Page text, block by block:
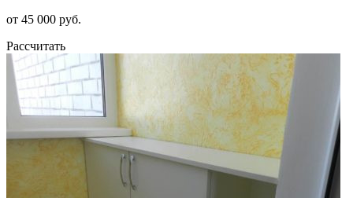
от 45 000 руб.
Рассчитать